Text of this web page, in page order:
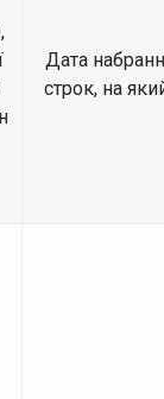
Дата
строк, на